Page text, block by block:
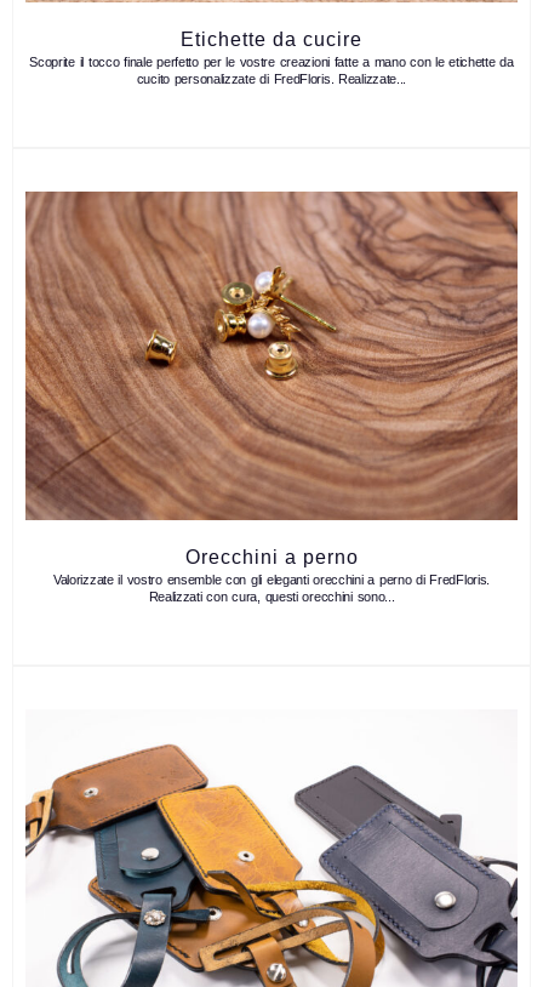
Etichette da cucire
Scoprite il tocco finale perfetto per le vostre creazioni fatte a mano con le etichette da
cucito personalizzate di FredFloris. Realizzate...
Orecchini a perno
Valorizzate il vostro ensemble con gli eleganti orecchini a perno di FredFloris.
Realizzati con cura, questi orecchini sono...